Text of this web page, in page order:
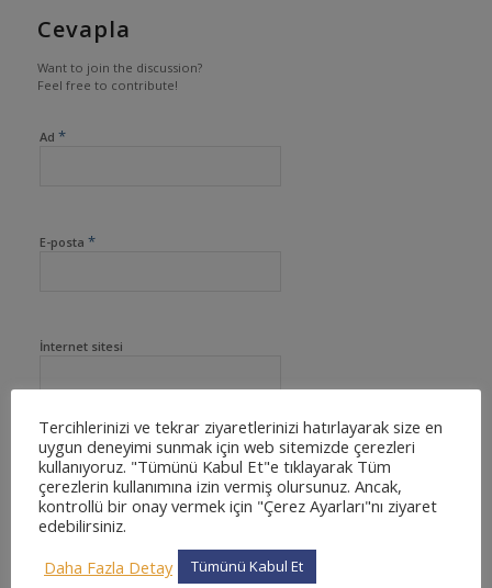
Cevapla
Want to join the discussion?
Feel free to contribute!
Ad *
E-posta *
İnternet sitesi
Tercihlerinizi ve tekrar ziyaretlerinizi hatırlayarak size en
uygun deneyimi sunmak için web sitemizde çerezleri
kullanıyoruz. "Tümünü Kabul Et"e tıklayarak Tüm
çerezlerin kullanımına izin vermiş olursunuz. Ancak,
kontrollü bir onay vermek için "Çerez Ayarları"nı ziyaret
edebilirsiniz.
Daha Fazla Detay
Tümünü Kabul Et